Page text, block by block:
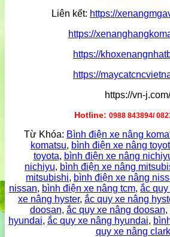
Liên kết: https://
https://
https://
https://
https://vn-j.com/
Hotline: 0988 843894/
Từ Khóa: Bình điện xe nâng
komatsu, bình điện xe nâng
toyota, bình điện xe nâng
nichiyu, bình điện xe nâng
mitsubishi, bình điện xe nâng
nissan, bình điện xe nâng tcm, ắc
xe nâng hyster, ắc quy xe nâng
doosan, ắc quy xe nâng doosan,
hyundai, ắc quy xe nâng hyundai,
quy xe nâng clark